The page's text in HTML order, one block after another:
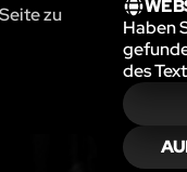
zu
Haben
des